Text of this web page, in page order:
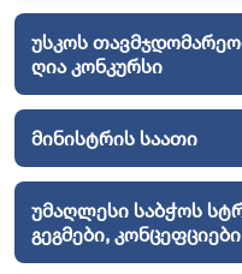
უსკოს
ღია კონკურსი
მინისტრის საათი
უმაღლესი საბჭოს
გეგმები, კონცეფციები